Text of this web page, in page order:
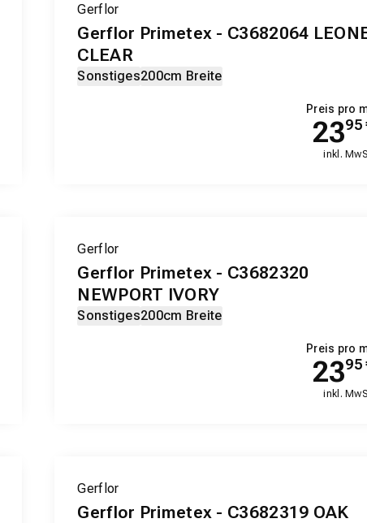
Gerflor
Gerflor Primetex - C3682064
CLEAR
Sonstiges200cm Breite
Preis pro
2395
inkl.
Gerflor
Gerflor Primetex - C3682320
NEWPORT IVORY
Sonstiges200cm Breite
Preis pro
2395
inkl.
Gerflor
Gerflor Primetex - C3682319 OAK